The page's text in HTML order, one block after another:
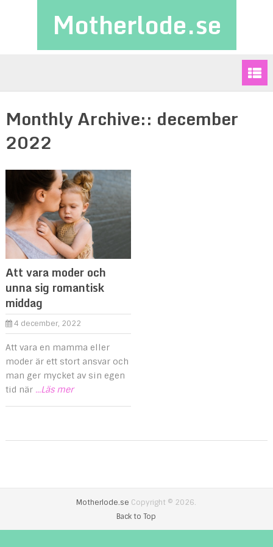
Motherlode.se
Monthly Archive:: december
2022
Att vara moder och
unna sig romantisk
middag
4 december, 2022
Att vara en mamma eller
moder är ett stort ansvar och
man ger mycket av sin egen
tid när ...Läs mer
Motherlode.se Copyright © 2026.
Back to Top